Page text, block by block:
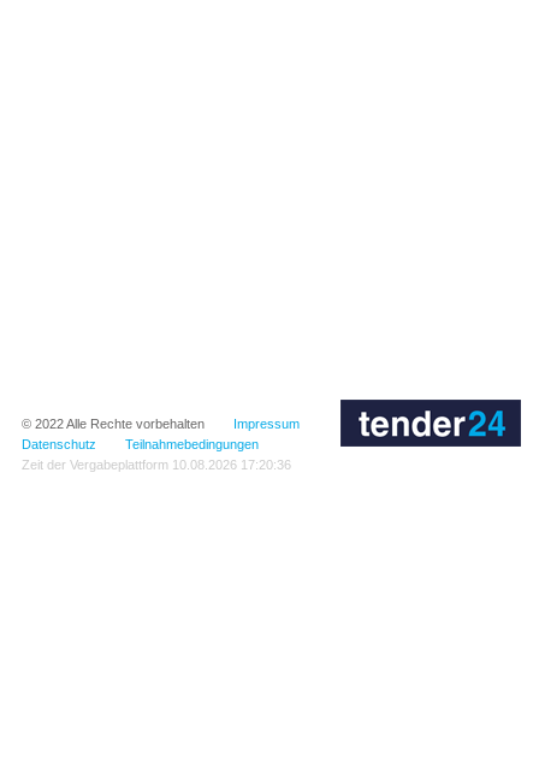
© 2022Alle Rechte vorbehalten
Impressum
Datenschutz
Teilnahmebedingungen
Zeit der Vergabeplattform 10.08.2026 17:20:36